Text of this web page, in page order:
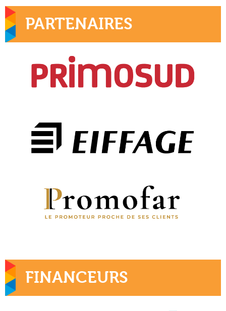
PARTENAIRES
FINANCEURS